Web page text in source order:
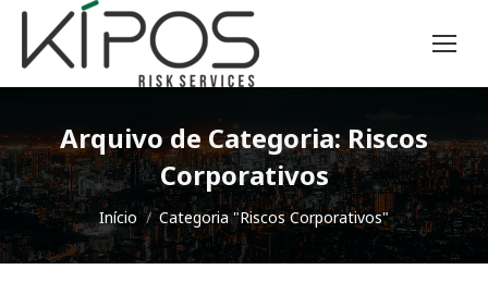
Arquivo de Categoria:Riscos
Corporativos
Você está aqui:
Início Categoria "Riscos Corporativos"